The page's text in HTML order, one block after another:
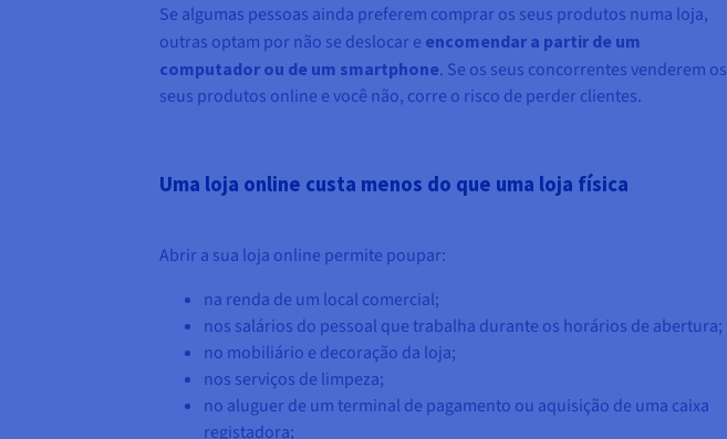
Se algumas pessoas ainda preferem comprar os seus produtos numa loja,
outras optam por não se deslocar e encomendar a partir de um
computador ou de um smartphone. Se os seus concorrentes venderem os
seus produtos online e você não, corre o risco de perder clientes.
Uma loja online custa menos do que uma loja física
Abrir a sua loja online permite poupar:
na renda de um local comercial;
nos salários do pessoal que trabalha durante os horários de abertura;
no mobiliário e decoração da loja;
nos serviços de limpeza;
no aluguer de um terminal de pagamento ou aquisição de uma caixa
registadora;